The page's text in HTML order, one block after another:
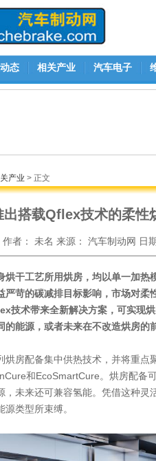
态 相关产业 汽车电子
产业 > 正文
出搭载Qflex技术的柔
作者： 未名 来源： 汽车制动网 日
干工艺所用烘房，均以单一加热
严苛的碳减排目标影响，市场对柔
技术带来全新解决方案，可实现
的能源，或者未来在不改造烘房的
烘房配备集中供热技术，并将重
和EcoSmartCure。烘房配备
，未来还可兼容氢能。凭借这种灵
类型所束缚。